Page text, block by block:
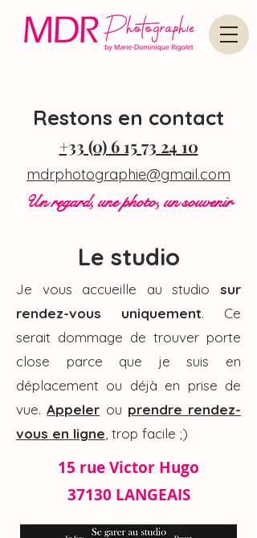
Restons en contact
+33 (0) 6 15 73 24 10
mdrphotographie@gmail.com
Un regard, une photo, un souvenir
Le studio
Je vous accueille au studio sur
rendez-vous uniquement. Ce
serait dommage de trouver porte
close parce que je suis en
déplacement ou déjà en prise de
vue.Appeler ou prendre rendez-
vous en ligne , trop facile ;)
15 rue Victor Hugo
37130 LANGEAIS